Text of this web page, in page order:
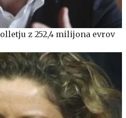
z 252,4 milijona evrov